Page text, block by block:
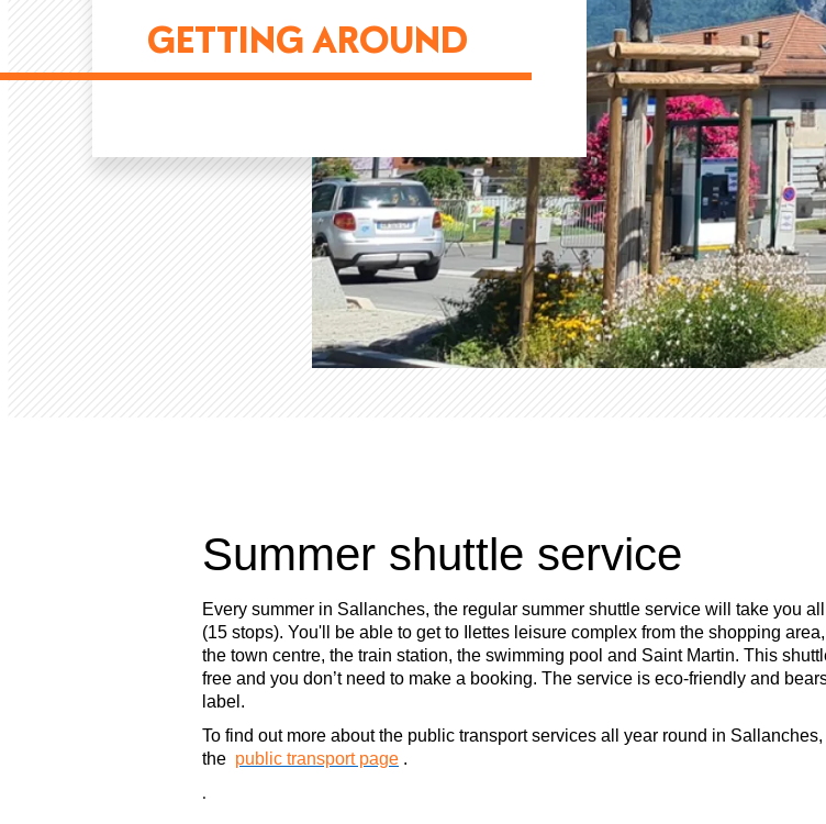
GETTING AROUND
Summer shuttle service
Every summer in Sallanches, the regular summer shuttle service will take you
(15 stops). You'll be able to get to Ilettes leisure complex from the shopping
the town centre, the train station, the swimming pool and Saint Martin. This
free and you don’t need to make a booking. The service is eco-friendly and
label.
To find out more about the public transport services all year round in
the public transport page .
.